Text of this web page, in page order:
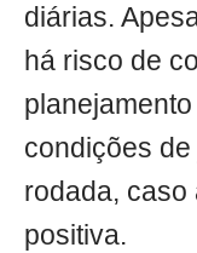
diárias.
há risco de
condições
rodada, caso
positiva.